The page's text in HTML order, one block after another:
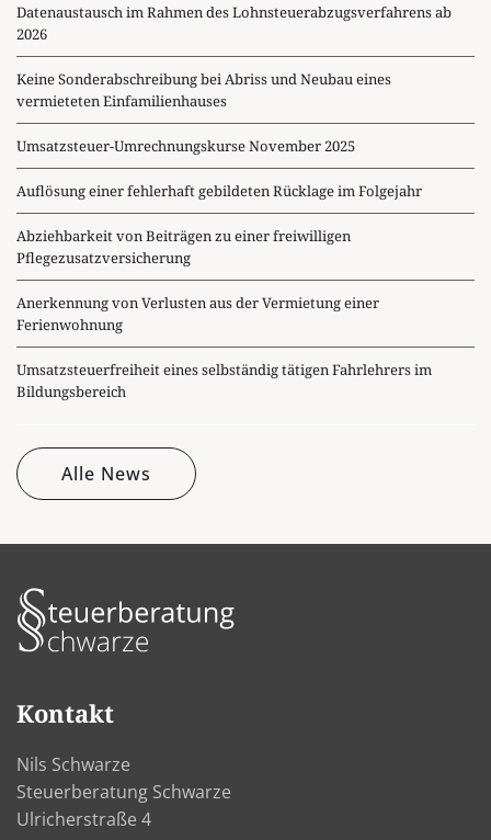
Datenaustausch im Rahmen des Lohnsteuerabzugsverfahrens ab
2026
Keine Sonderabschreibung bei Abriss und Neubau eines
vermieteten Einfamilienhauses
Umsatzsteuer-Umrechnungskurse November 2025
Auflösung einer fehlerhaft gebildeten Rücklage im Folgejahr
Abziehbarkeit von Beiträgen zu einer freiwilligen
Pflegezusatzversicherung
Anerkennung von Verlusten aus der Vermietung einer
Ferienwohnung
Umsatzsteuerfreiheit eines selbständig tätigen Fahrlehrers im
Bildungsbereich
Alle News
Kontakt
Nils Schwarze
Steuerberatung Schwarze
Ulricherstraße 4